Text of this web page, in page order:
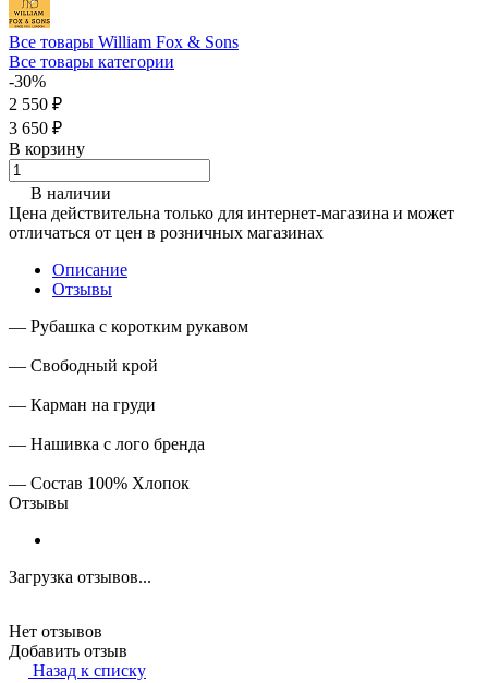
Все товары William Fox & Sons
Все товары категории
-30%
2 550 ₽
3 650 ₽
В корзину
В наличии
Цена действительна только для интернет-магазина и может
отличаться от цен в розничных магазинах
Описание
Отзывы
— Рубашка с коротким рукавом
— Свободный крой
— Карман на груди
— Нашивка с лого бренда
— Состав 100% Хлопок
Отзывы
Загрузка отзывов...
Нет отзывов
Добавить отзыв
Назад к списку